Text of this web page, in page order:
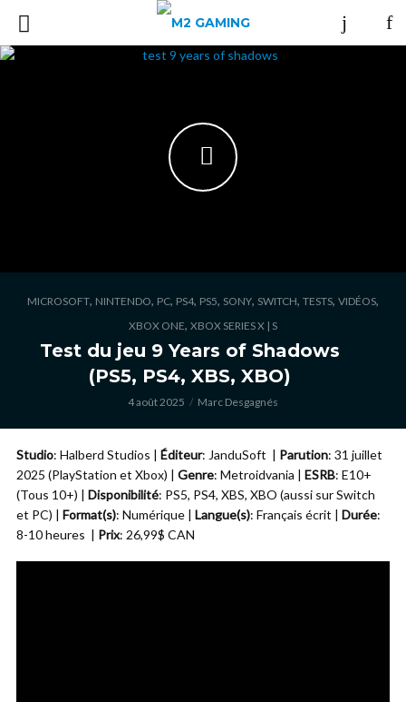
MICROSOFT, NINTENDO, PC, PS4, PS5, SONY, SWITCH, TESTS, VIDÉOS,
XBOX ONE, XBOX SERIES X | S
Test du jeu 9 Years of Shadows
(PS5, PS4, XBS, XBO)
4 août 2025 Marc Desgagnés
Studio: Halberd Studios | Éditeur: JanduSoft | Parution: 31 juillet
2025 (PlayStation et Xbox) | Genre: Metroidvania | ESRB: E10+
(Tous 10+) | Disponibilité: PS5, PS4, XBS, XBO (aussi sur Switch
et PC) | Format(s): Numérique | Langue(s): Français écrit | Durée:
8-10 heures | Prix: 26,99$ CAN